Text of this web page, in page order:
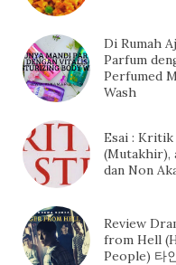
Di Rumah
Parfum
Perfumed
Wash
Esai : Kritik
(Mutakhir),
dan Non
Review
from Hell
People) 타